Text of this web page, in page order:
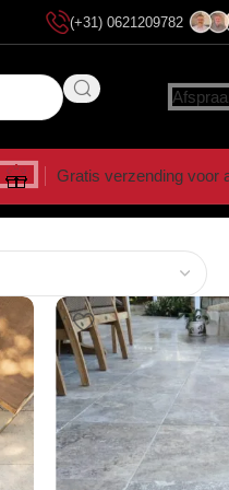
(+31) 0621209782
Gratis verzending voor